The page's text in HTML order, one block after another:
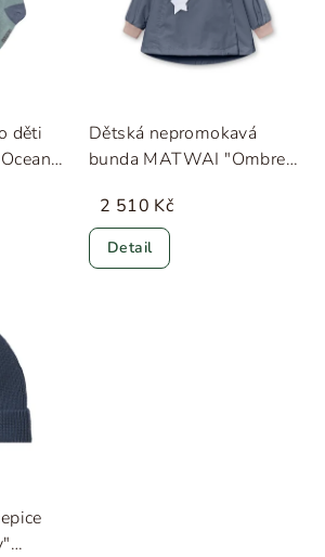
děti
Dětská nepromokavá
bunda MATWAI "Ombre
2 510 Kč
Detail